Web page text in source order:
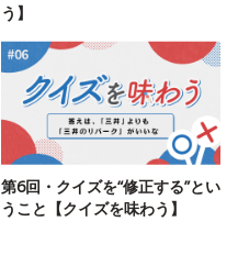
う】
第6回・クイズを“修正する”とい
うこと【クイズを味わう】